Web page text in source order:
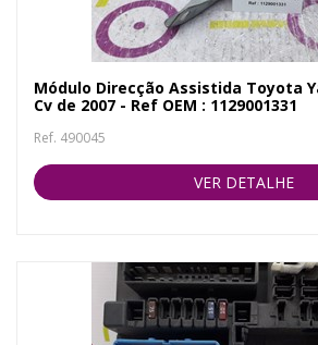
Módulo Direcção Assistida Toyota
Cv de 2007 - Ref OEM : 1129001331
Ref. 490045
VER DETALHE